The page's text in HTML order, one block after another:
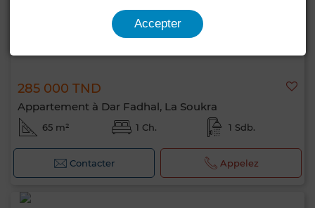
285 000 TND
Appartement à Dar Fadhal, La Soukra
65 m² 1 Ch. 1 Sdb.
Contacter Appelez
Accepter